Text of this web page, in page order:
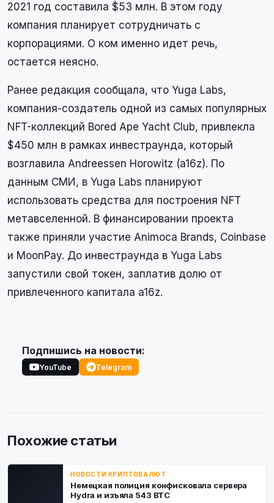
2021 год составила $53 млн. В этом году
компания планирует сотрудничать с
корпорациями. О ком именно идет речь,
остается неясно.
Ранее редакция сообщала, что Yuga Labs,
компания-создатель одной из самых популярных
NFT-коллекций Bored Ape Yacht Club, привлекла
$450 млн в рамках инвестраунда, который
возглавила Andreessen Horowitz (a16z). По
данным СМИ, в Yuga Labs планируют
использовать средства для построения NFT
метавселенной. В финансировании проекта
также приняли участие Animoca Brands, Coinbase
и MoonPay. До инвестраунда в Yuga Labs
запустили свой токен, заплатив долю от
привлеченного капитала a16z.
Подпишись на новости:
YouTube Telegram
Похожие статьи
НОВОСТИ КРИПТОВАЛЮТ
Немецкая полиция конфисковала сервера
Hydra и изъяла 543 BTC